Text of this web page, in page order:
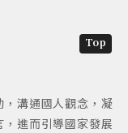
溝通國人觀念，凝
進而引導國家發展
Top